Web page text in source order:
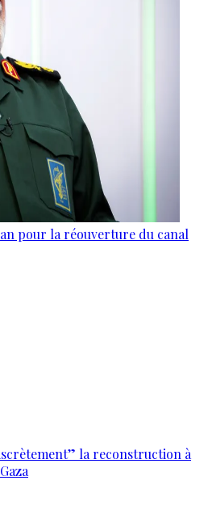
pour la réouverture du canal
la reconstruction à